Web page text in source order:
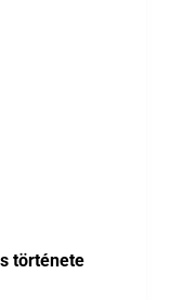
története